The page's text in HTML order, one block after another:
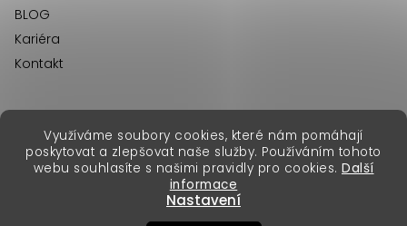
Využíváme soubory cookies, které nám pomáhají
poskytovat a zlepšovat naše služby. Používáním tohoto
webu souhlasíte s našimi pravidly pro cookies. Další
informace
Nastavení
BLOG
Kariéra
Kontakt
Vytvořil Shoptet Premium
Copyright 2026Erika Fashion. Všechna práva vyhrazena.
erikafashion.sk